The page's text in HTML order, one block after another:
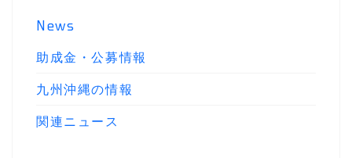
News
助成金・公募情報
九州沖縄の情報
関連ニュース